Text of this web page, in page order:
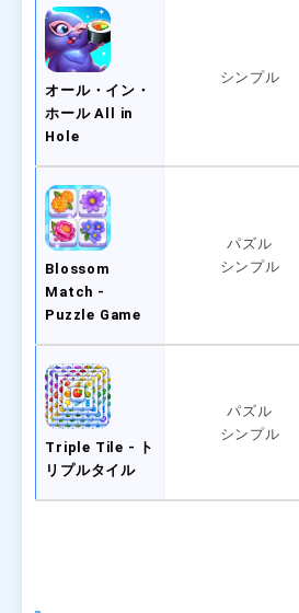
オール・イン・
ホール All in
Hole
シンプル
Blossom
Match -
Puzzle Game
パズル
シンプル
Triple Tile - ト
リプルタイル
パズル
シンプル